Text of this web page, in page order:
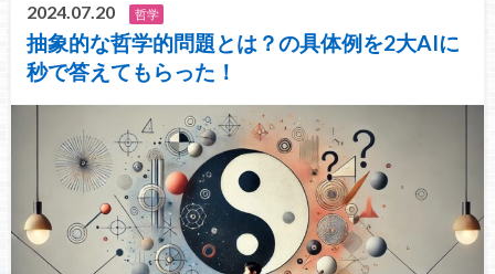
2024.07.20 哲学
抽象的な哲学的問題とは？の具体例を2大AIに
秒で答えてもらった！